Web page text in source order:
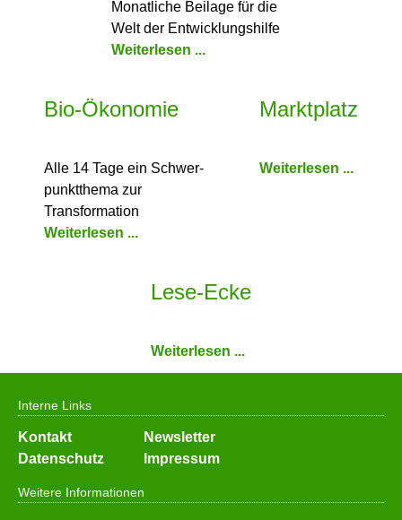
Monatliche Beilage für die
Welt der Entwicklungshilfe
Weiterlesen ...
Bio-Ökonomie
Alle 14 Tage ein Schwer­
punkt­thema zur
Transformation
Weiterlesen ...
Marktplatz
Weiterlesen ...
Lese-Ecke
Weiterlesen ...
Weitere Informationen
Interne Links
Navigation
überspringen
Kontakt
Newsletter
Datenschutz
Impressum